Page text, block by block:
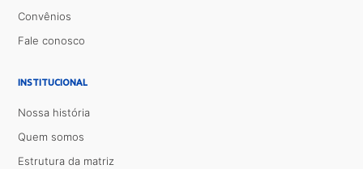
Convênios
Fale conosco
INSTITUCIONAL
Nossa história
Quem somos
Estrutura da matriz